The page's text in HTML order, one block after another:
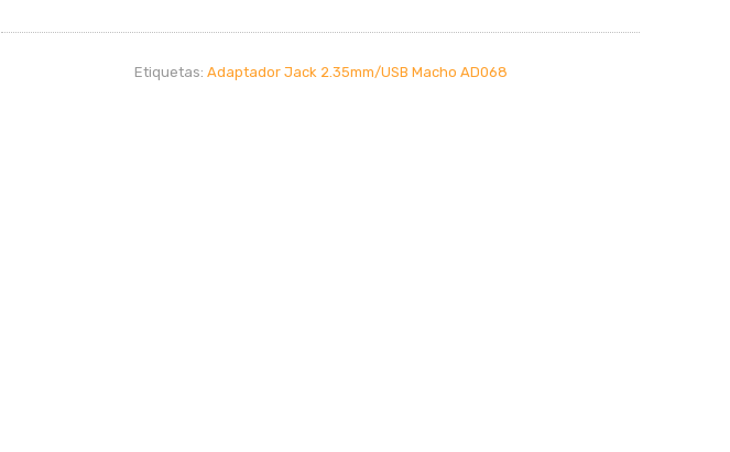
Etiquetas: Adaptador Jack 2.35mm/USB Macho AD068